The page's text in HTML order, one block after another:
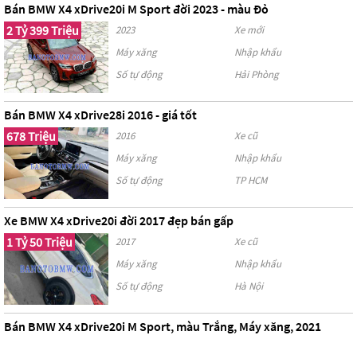
Bán BMW X4 xDrive20i M Sport đời 2023 - màu Đỏ
2 Tỷ 399 Triệu
2023
Xe mới
Máy xăng
Nhập khẩu
Số tự động
Hải Phòng
Bán BMW X4 xDrive28i 2016 - giá tốt
678 Triệu
2016
Xe cũ
Máy xăng
Nhập khẩu
Số tự động
TP HCM
Xe BMW X4 xDrive20i đời 2017 đẹp bán gấp
1 Tỷ 50 Triệu
2017
Xe cũ
Máy xăng
Nhập khẩu
Số tự động
Hà Nội
Bán BMW X4 xDrive20i M Sport, màu Trắng, Máy xăng, 2021